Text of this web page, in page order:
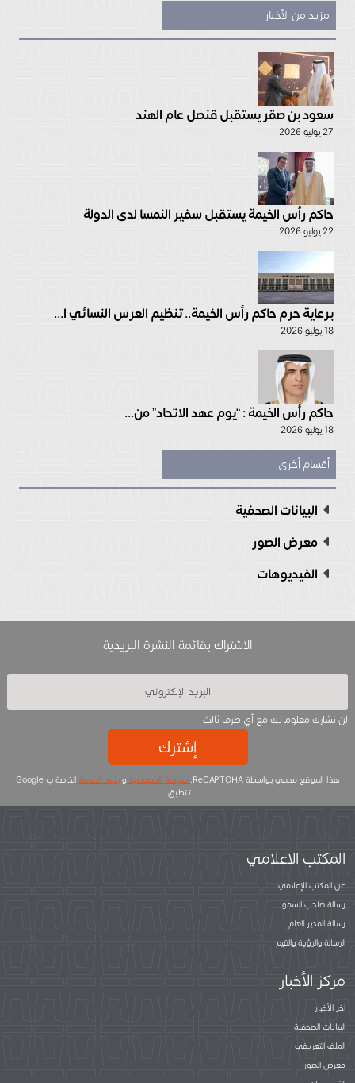
مزيد من الأخبار
سعود بن صقر يستقبل قنصل عام الهند
27 يوليو 2026
حاكم رأس الخيمة يستقبل سفير النمسا لدى الدولة
22 يوليو 2026
برعاية حرم حاكم رأس الخيمة.. تنظيم العرس النسائي ا...
18 يوليو 2026
حاكم رأس الخيمة : “يوم عهد الاتحاد” من...
18 يوليو 2026
أقسام أخرى
البيانات الصحفية
معرض الصور
الفيديوهات
الاشتراك بقائمة النشرة البريدية
لن نشارك معلوماتك مع أي طرف ثالث
إشترك
هذا الموقع محمي بواسطة ReCAPTCHA. سياسة الخصوصية وبنود الخدمة
الخاصة ب Google
تتطبق.
المكتب الاعلامي
عن المكتب الإعلامي
رسالة صاحب السمو
رسالة المدير العام
الرسالة والرؤية والقيم
مركز الأخبار
اخر الأخبار
البيانات الصحفية
الملف التعريفي
معرض الصور